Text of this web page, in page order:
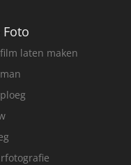
laten maken